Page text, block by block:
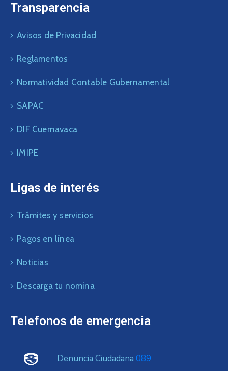
Transparencia
Avisos de Privacidad
Reglamentos
Normatividad Contable Gubernamental
SAPAC
DIF Cuernavaca
IMIPE
Ligas de interés
Trámites y servicios
Pagos en línea
Noticias
Descarga tu nomina
Telefonos de emergencia
Denuncia Ciudadana 089